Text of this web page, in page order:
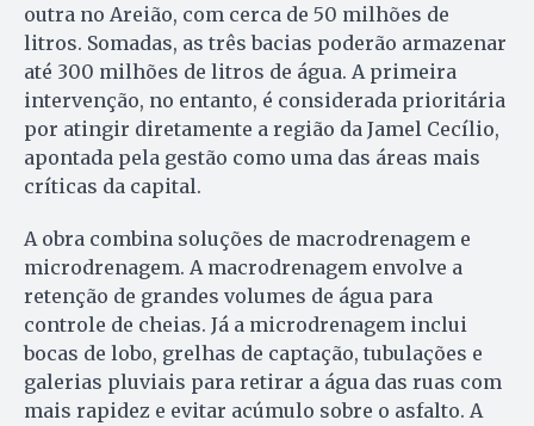
outra no Areião, com cerca de 50 milhões de
litros. Somadas, as três bacias poderão armazenar
até 300 milhões de litros de água. A primeira
intervenção, no entanto, é considerada prioritária
por atingir diretamente a região da Jamel Cecílio,
apontada pela gestão como uma das áreas mais
críticas da capital.
A obra combina soluções de macrodrenagem e
microdrenagem. A macrodrenagem envolve a
retenção de grandes volumes de água para
controle de cheias. Já a microdrenagem inclui
bocas de lobo, grelhas de captação, tubulações e
galerias pluviais para retirar a água das ruas com
mais rapidez e evitar acúmulo sobre o asfalto. A